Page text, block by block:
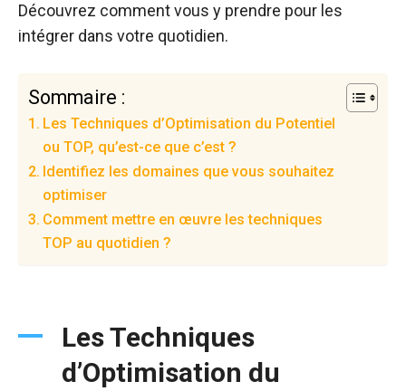
Découvrez comment vous y prendre pour les
intégrer dans votre quotidien.
Sommaire :
Les Techniques d’Optimisation du Potentiel
ou TOP, qu’est-ce que c’est ?
Identifiez les domaines que vous souhaitez
optimiser
Comment mettre en œuvre les techniques
TOP au quotidien ?
Les Techniques
d’Optimisation du